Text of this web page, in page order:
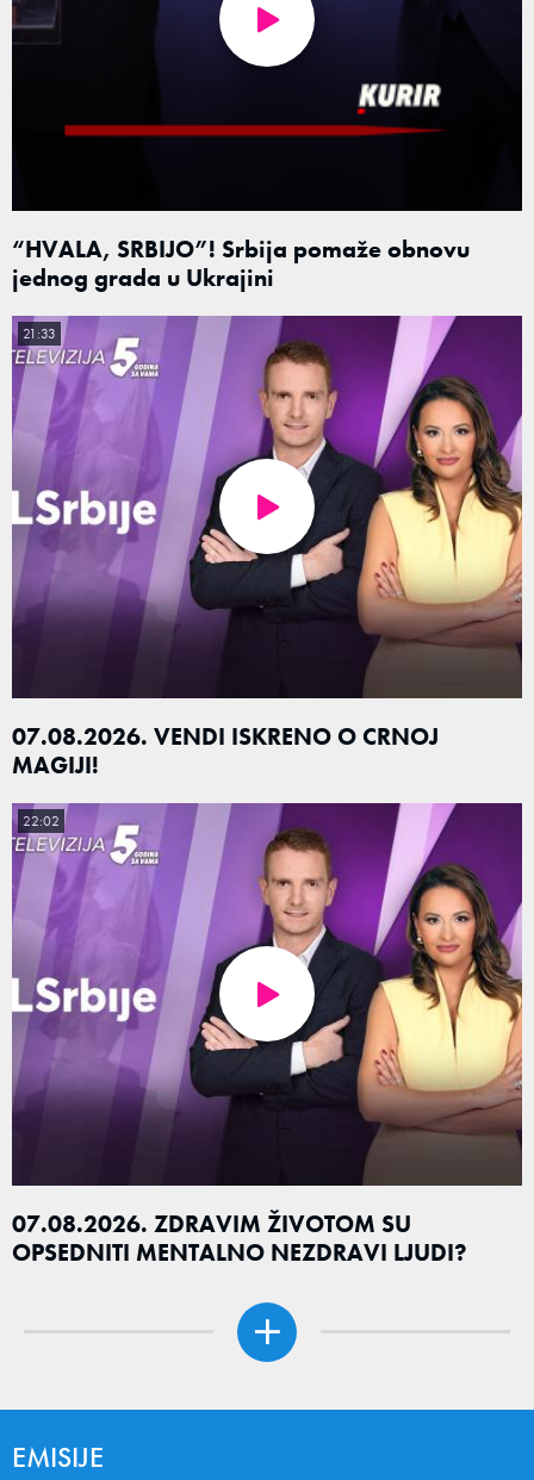
“HVALA, SRBIJO”! Srbija pomaže obnovu
jednog grada u Ukrajini
07.08.2026. VENDI ISKRENO O CRNOJ
MAGIJI!
21:33
07.08.2026. ZDRAVIM ŽIVOTOM SU
OPSEDNITI MENTALNO NEZDRAVI LJUDI?
22:02
EMISIJE